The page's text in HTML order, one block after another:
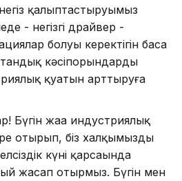
қалыптастыруымыз
- негізгі драйвер -
болуы керектігін баса
кәсіпорындарды
қуатын арттыруға
Бүгін жаңа индустриялық
отырып, біз халқымыздың
күні қарсаңында
жасап отырмыз. Бүгін мен